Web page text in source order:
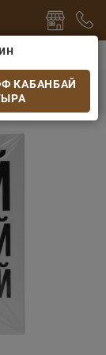
или
КАБАНБАЙ